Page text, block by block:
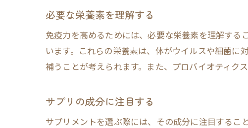
必要な栄養素を理解する
免疫力を高めるためには、必要な栄養素を理解する
います。これらの栄養素は、体がウイルスや細菌に
補うことが考えられます。また、プロバイオティク
サプリの成分に注目する
サプリメントを選ぶ際には、その成分に注目するこ